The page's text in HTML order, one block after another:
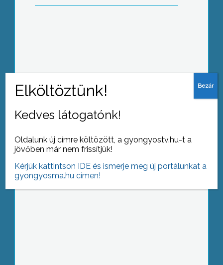
15 évvel ezelőtt bábfesztiválnak indult,
mára az összes gyöngyösi óvodát
megmozgató színjátszó fesztivállá
nőtte ki magát a Napraforgó fesztivál
Kedves látogatónk!
Oldalunk új címre költözött, a gyongyostv.hu-t a
jövőben már nem frissítjük!
Kérjük kattintson IDE és ismerje meg új portálunkat a
gyongyosma.hu címen!